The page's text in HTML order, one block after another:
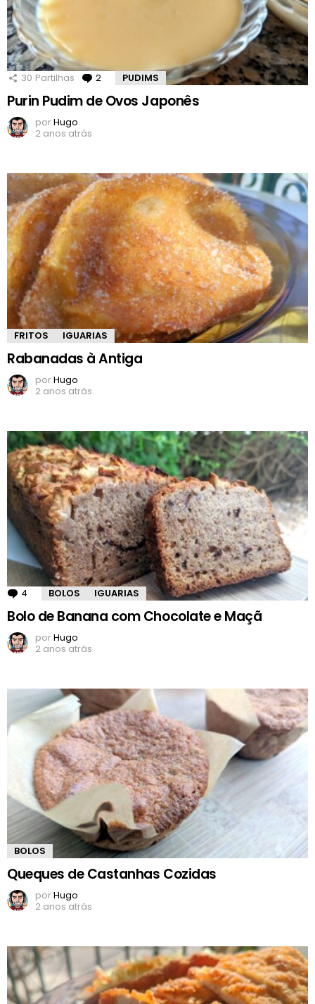
30 Partilhas 2 Comentários
PUDIMS
Purin Pudim de Ovos Japonês
porHugo
2 anos atrás
FRITOS IGUARIAS
Rabanadas à Antiga
porHugo
2 anos atrás
4 Comentários
BOLOS IGUARIAS
Bolo de Banana com Chocolate e Maçã
porHugo
2 anos atrás
BOLOS
Queques de Castanhas Cozidas
porHugo
2 anos atrás